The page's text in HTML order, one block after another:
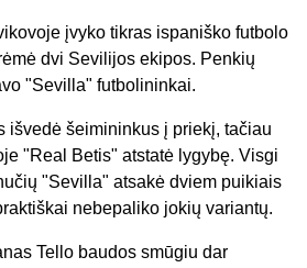
įvyko tikras ispaniško futbolo
dvi Sevilijos ekipos. Penkių
"Sevilla" futbolininkai.
išvedė šeimininkus į priekį, tačiau
"Real Betis" atstatė lygybę. Visgi
"Sevilla" atsakė dviem puikiais
nebepaliko jokių variantų.
Tello baudos smūgiu dar